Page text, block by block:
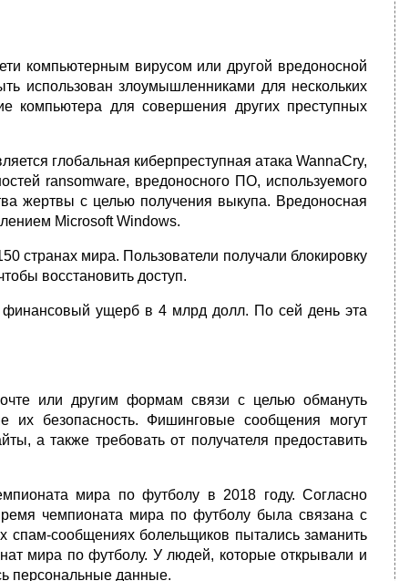
компьютерным вирусом или другой вредоносной
использован злоумышленниками для нескольких
компьютера для совершения других преступных
глобальная киберпреступная атака WannaCry,
ransomware, вредоносного ПО, используемого
жертвы с целью получения выкупа. Вредоносная
Microsoft Windows.
странах мира. Пользователи получали блокировку
восстановить доступ.
финансовый ущерб в 4 млрд долл. По сей день эта
или другим формам связи с целью обмануть
их безопасность. Фишинговые сообщения могут
а также требовать от получателя предоставить
мира по футболу в 2018 году. Согласно
чемпионата мира по футболу была связана с
сообщениях болельщиков пытались заманить
мира по футболу. У людей, которые открывали и
персональные данные.